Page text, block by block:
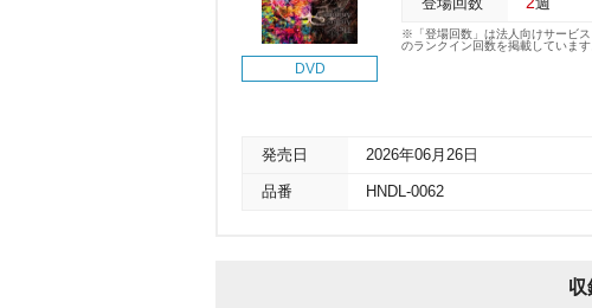
DVD
登場回数 週
※「登場回数」は法人向けサービス
のランクイン回数を掲載しています
発売日 2026年06月26日
品番 HNDL-0062
収